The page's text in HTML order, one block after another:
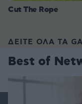
Cut The Rope
ΔΕΙΤΕ ΟΛΑ ΤΑ
Best of